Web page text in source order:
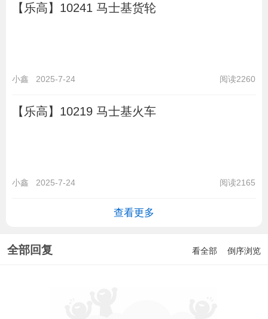
【乐高】10241 马士基货轮
小鑫 2025-7-24 阅读2260
【乐高】10219 马士基火车
小鑫 2025-7-24 阅读2165
查看更多
全部回复 看全部 倒序浏览